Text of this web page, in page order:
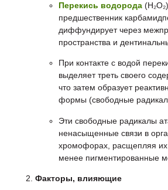
Перекись водорода
предшественник
диффундирует через
пространства и
При контакте с водой
выделяет треть своего
что затем образует
формы (свободные
Эти свободные радикалы
ненасыщенные связи в
хромофорах, расщепляя их
менее пигментированные
Факторы, влияющие